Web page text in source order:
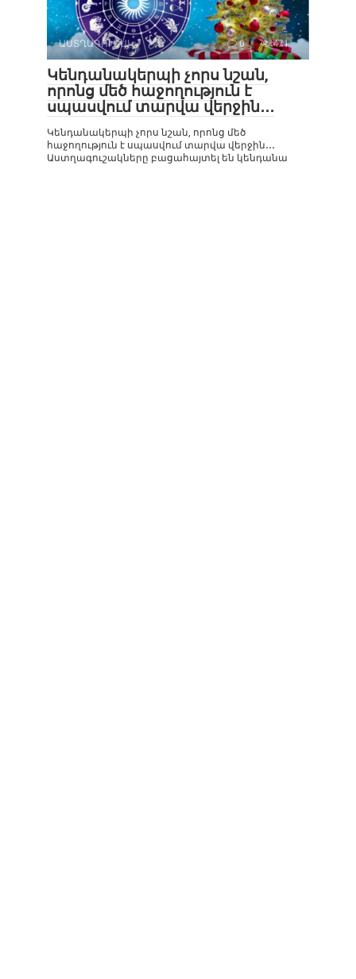
ԱՍՏՂԱԳՈՒՇԱԿ 0 471
Կենդանակերպի չորս նշան,
որոնց մեծ հաջողություն է
սպասվում տարվա վերջին․․․
Կենդանակերպի չորս նշան, որոնց մեծ
հաջողություն է սպասվում տարվա վերջին․․․
Աստղագուշակները բացահայտել են կենդանա